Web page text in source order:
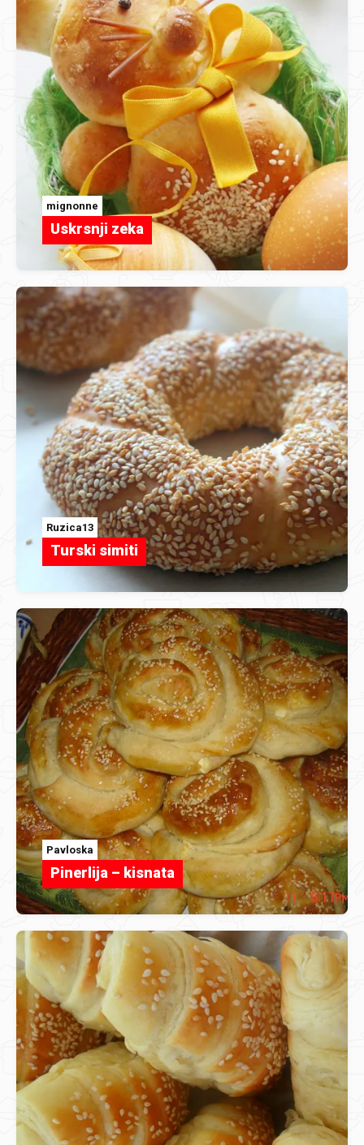
mignonne
Uskrsnji zeka
Ruzica13
Turski simiti
Pavloska
Pinerlija – kisnata